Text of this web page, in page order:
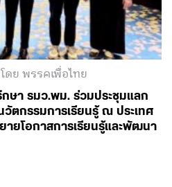
โดย พรรคเพื่อไทย
กษา รมว.พม. ร่วมประชุมแลก
วัตกรรมการเรียนรู้ ณ ประเทศ
ยายโอกาสการเรียนรู้และพัฒนา